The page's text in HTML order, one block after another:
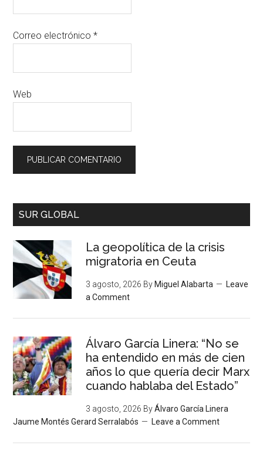
Correo electrónico*
Web
SUR GLOBAL
La geopolítica de la crisis
migratoria en Ceuta
3 agosto, 2026 By Miguel Alabarta
Leave
a Comment
Álvaro García Linera: “No se
ha entendido en más de cien
años lo que quería decir Marx
cuando hablaba del Estado”
3 agosto, 2026 ByÁlvaro García Linera
Jaume Montés Gerard Serralabós
Leave a Comment